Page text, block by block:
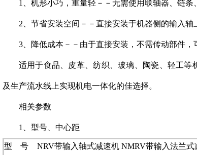
1、机形小巧，重量轻－－无需使用联轴器、链
2、节省安装空间－－直接安装于机器侧的输入轴
3、降低成本－－由于直接安装，不需传动部件，
适用于食品、皮革、纺织、玻璃、陶瓷、轻工
及生产流水线上实现机电一体化的佳选择。
相关参数
1、型号、中心距
型 号
NRV带输入轴式减速机 NMRV带输入法兰式